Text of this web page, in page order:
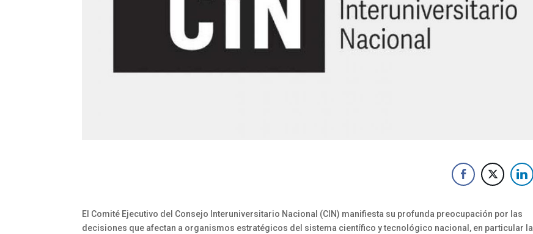
El Comité Ejecutivo del Consejo Interuniversitario Nacional (CIN) manifiesta su profunda preocupación por las
decisiones que afectan a organismos estratégicos del sistema científico y tecnológico nacional, en particular la